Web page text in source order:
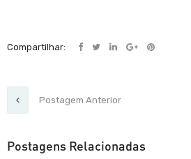
Compartilhar:
Postagem Anterior
Postagens Relacionadas